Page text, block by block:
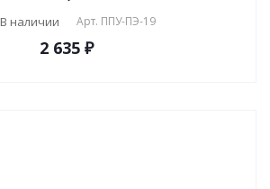
В наличии Арт. ППУ-ПЭ-19
2 635 ₽